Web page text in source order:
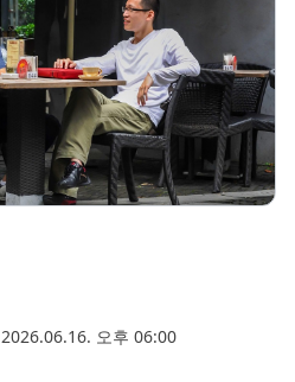
2026.06.16. 오후 06:00